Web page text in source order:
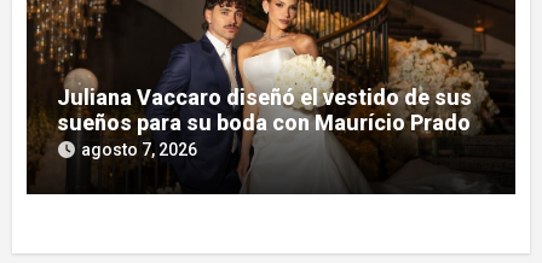
Juliana Vaccaro diseñó el vestido de sus
sueños para su boda con Maurício Prado
agosto 7, 2026